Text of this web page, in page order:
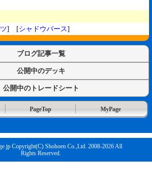
] [シャドウバース]
ブログ記事一覧
公開中のデッキ
公開中のトレードシート
PageTop MyPage
Copyright(C) Shohoen Co.,Ltd. 2008-2026 All
Rights Reserved.